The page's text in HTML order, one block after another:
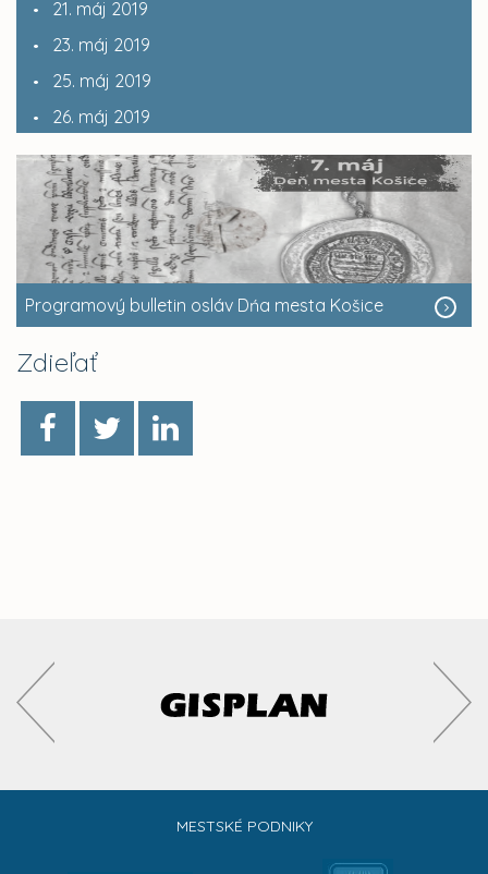
21. máj 2019
23. máj 2019
25. máj 2019
26. máj 2019
Programový bulletin osláv Dńa mesta Košice
Zdieľať
MESTSKÉ PODNIKY